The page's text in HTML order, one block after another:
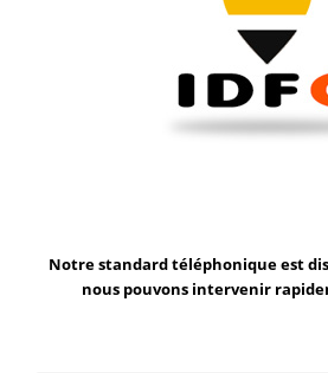
Notre standard téléphonique est
nous pouvons intervenir